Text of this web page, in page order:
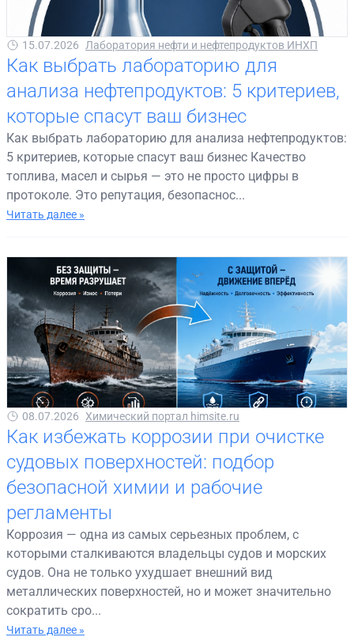
15.07.2026 Лаборатория нефти и нефтепродуктов ИНХП
Как выбрать лабораторию для
анализа нефтепродуктов: 5 критериев,
которые спасут ваш бизнес
Как выбрать лабораторию для анализа нефтепродуктов:
5 критериев, которые спасут ваш бизнес Качество
топлива, масел и сырья — это не просто цифры в
протоколе. Это репутация, безопаснос...
Читать далее »
08.07.2026 Химический портал himsite.ru
Как избежать коррозии при очистке
судовых поверхностей: подбор
безопасной химии и рабочие
регламенты
Коррозия — одна из самых серьезных проблем, с
которыми сталкиваются владельцы судов и морских
судов. Она не только ухудшает внешний вид
металлических поверхностей, но и может значительно
сократить сро...
Читать далее »